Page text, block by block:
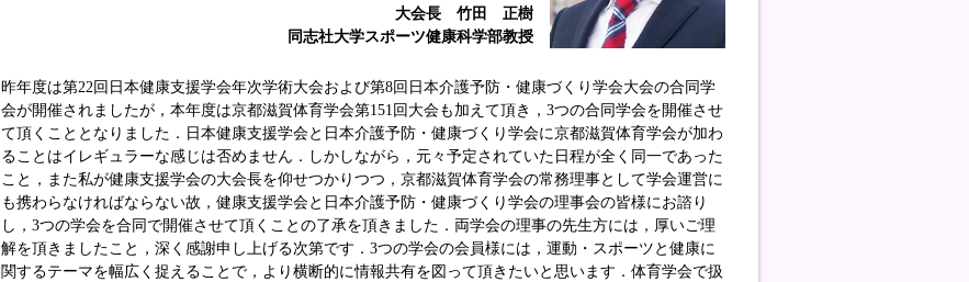
大会長 竹田 正樹
同志社大学スポーツ健康科学部教授
昨年度は第22回日本健康支援学会年次学術大会および第8回日本介護予防・健康づくり学会大会の合同学
会が開催されましたが，本年度は京都滋賀体育学会第151回大会も加えて頂き，3つの合同学会を開催させ
て頂くこととなりました．日本健康支援学会と日本介護予防・健康づくり学会に京都滋賀体育学会が加わ
ることはイレギュラーな感じは否めません．しかしながら，元々予定されていた日程が全く同一であった
こと，また私が健康支援学会の大会長を仰せつかりつつ，京都滋賀体育学会の常務理事として学会運営に
も携わらなければならない故，健康支援学会と日本介護予防・健康づくり学会の理事会の皆様にお諮り
し，3つの学会を合同で開催させて頂くことの了承を頂きました．両学会の理事の先生方には，厚いご理
解を頂きましたこと，深く感謝申し上げる次第です．3つの学会の会員様には，運動・スポーツと健康に
関するテーマを幅広く捉えることで，より横断的に情報共有を図って頂きたいと思います．体育学会で扱